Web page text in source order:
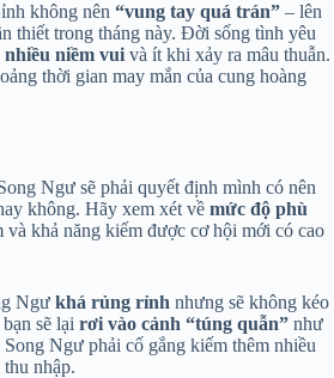
không nên “vung tay quá trán” – lên
thiết trong tháng này. Đời sống tình yêu
nhiều niềm vui và ít khi xảy ra mâu thuẫn.
thời gian may mắn của cung hoàng
Ngư sẽ phải quyết định mình có nên
không. Hãy xem xét về mức độ phù
và khả năng kiếm được cơ hội mới có cao
Ngư khá rủng rỉnh nhưng sẽ không kéo
sẽ lại rơi vào cảnh “túng quẫn” như
Ngư phải cố gắng kiếm thêm nhiều
nhập.